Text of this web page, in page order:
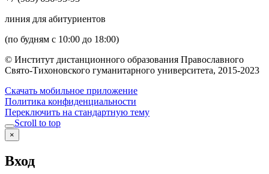
линия для абитуриентов
(по будням с 10:00 до 18:00)
© Институт дистанционного образования Православного
Свято-Тихоновского гуманитарного университета, 2015-2023
Скачать мобильное приложение
Политика конфиденциальности
Переключить на стандартную тему
Scroll to top
×
Вход